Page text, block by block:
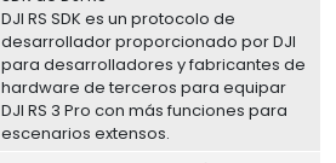
DJI RS SDK es un protocolo de
desarrollador proporcionado por DJI
para desarrolladores y fabricantes de
hardware de terceros para equipar
DJI RS 3 Pro con más funciones para
escenarios extensos.